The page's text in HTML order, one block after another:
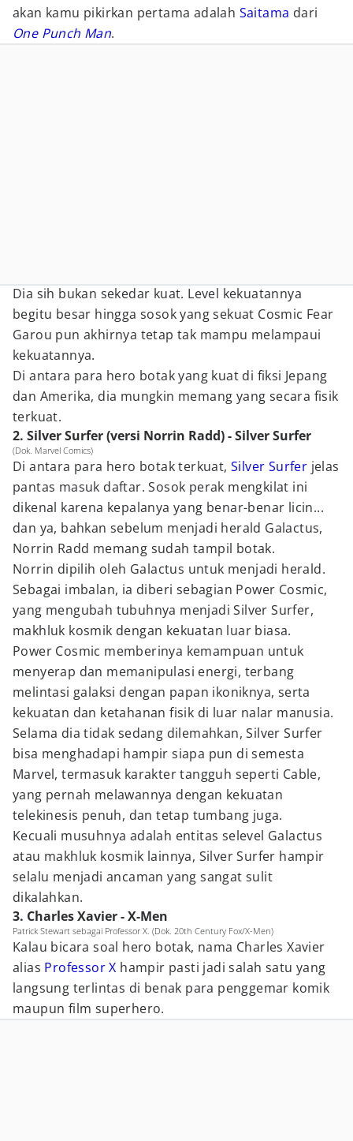
akan kamu pikirkan pertama adalah Saitama dari
One Punch Man.
Dia sih bukan sekedar kuat. Level kekuatannya
begitu besar hingga sosok yang sekuat Cosmic Fear
Garou pun akhirnya tetap tak mampu melampaui
kekuatannya.
Di antara para hero botak yang kuat di fiksi Jepang
dan Amerika, dia mungkin memang yang secara fisik
terkuat.
2. Silver Surfer (versi Norrin Radd) - Silver Surfer
(Dok. Marvel Comics)
Di antara para hero botak terkuat, Silver Surfer jelas
pantas masuk daftar. Sosok perak mengkilat ini
dikenal karena kepalanya yang benar-benar licin...
dan ya, bahkan sebelum menjadi herald Galactus,
Norrin Radd memang sudah tampil botak.
Norrin dipilih oleh Galactus untuk menjadi herald.
Sebagai imbalan, ia diberi sebagian Power Cosmic,
yang mengubah tubuhnya menjadi Silver Surfer,
makhluk kosmik dengan kekuatan luar biasa.
Power Cosmic memberinya kemampuan untuk
menyerap dan memanipulasi energi, terbang
melintasi galaksi dengan papan ikoniknya, serta
kekuatan dan ketahanan fisik di luar nalar manusia.
Selama dia tidak sedang dilemahkan, Silver Surfer
bisa menghadapi hampir siapa pun di semesta
Marvel, termasuk karakter tangguh seperti Cable,
yang pernah melawannya dengan kekuatan
telekinesis penuh, dan tetap tumbang juga.
Kecuali musuhnya adalah entitas selevel Galactus
atau makhluk kosmik lainnya, Silver Surfer hampir
selalu menjadi ancaman yang sangat sulit
dikalahkan.
3. Charles Xavier - X-Men
Patrick Stewart sebagai Professor X. (Dok. 20th Century Fox/X-Men)
Kalau bicara soal hero botak, nama Charles Xavier
alias Professor X hampir pasti jadi salah satu yang
langsung terlintas di benak para penggemar komik
maupun film superhero.